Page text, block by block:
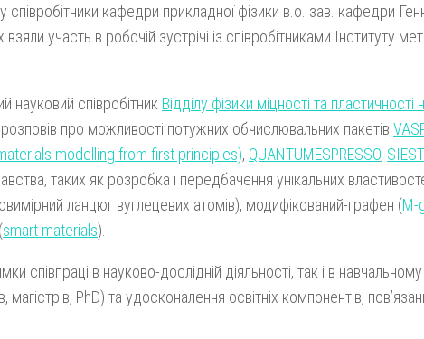
кафедри прикладної фізики в.о. зав. кафедри
взяли участь в робочій зустрічі із співробітниками Інституту
науковий співробітник Відділу фізики міцності та
розповів про можливості потужних обчислювальних пакетів
modelling from first principles), QUANTUMESPRESSO,
таких як розробка і передбачення унікальних
ланцюг вуглецевих атомів), модифікований-графен (M-
smart materials).
співпраці в науково-дослідній діяльності, так і в
магістрів, PhD) та удосконалення освітніх компонентів,